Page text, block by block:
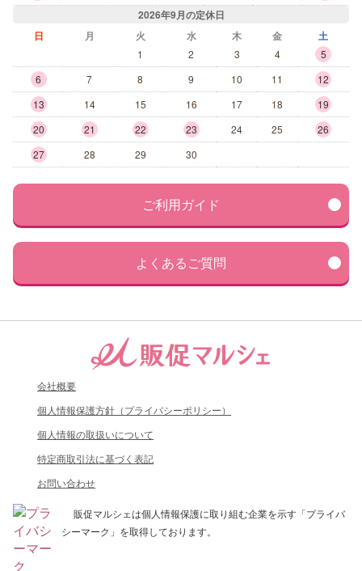
2026年9月の定休日
日
月 火 水 木 金 土
1 2 3 4
5
6
7 8 9 10 11
12
13
14 15 16 17 18
19
20
21 22 23 24 25
26
27
28 29 30
ご利用ガイド
よくあるご質問
会社概要
個人情報保護方針（プライバシーポリシー）
個人情報の取扱いについて
特定商取引法に基づく表記
お問い合わせ
販促マルシェは個人情報保護に取り組む企業を示す「プライバ
シーマーク」を取得しております。